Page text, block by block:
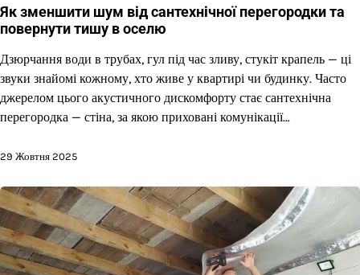
Як зменшити шум від сантехнічної перегородки та
повернути тишу в оселю
Дзюрчання води в трубах, гул під час зливу, стукіт крапель — ці
звуки знайомі кожному, хто живе у квартирі чи будинку. Часто
джерелом цього акустичного дискомфорту стає сантехнічна
перегородка — стіна, за якою приховані комунікації…
29 Жовтня 2025